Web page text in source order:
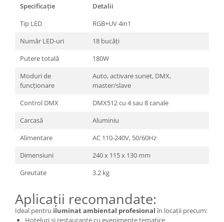
Specificație
Detalii
Tip LED
RGB+UV 4in1
Număr LED-uri
18 bucăți
Putere totală
180W
Moduri de
funcționare
Auto, activare sunet, DMX,
master/slave
Control DMX
DMX512 cu 4 sau 8 canale
Carcasă
Aluminiu
Alimentare
AC 110-240V, 50/60Hz
Dimensiuni
240 x 115 x 130 mm
Greutate
3.2 kg
Aplicații recomandate:
Ideal pentru iluminat ambiental profesionalîn locații precum:
Hoteluri și restaurante cu evenimente tematice